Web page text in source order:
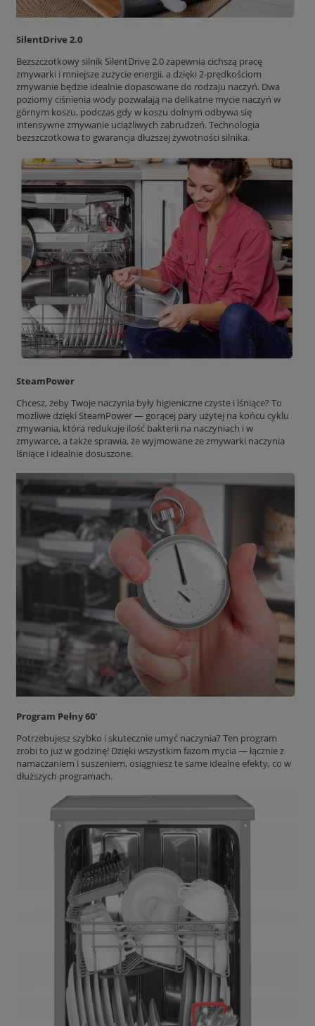
SilentDrive 2.0
Bezszczotkowy silnik SilentDrive 2.0 zapewnia cichszą pracę
zmywarki i mniejsze zużycie energii, a dzięki 2-prędkościom
zmywanie będzie idealnie dopasowane do rodzaju naczyń. Dwa
poziomy ciśnienia wody pozwalają na delikatne mycie naczyń w
górnym koszu, podczas gdy w koszu dolnym odbywa się
intensywne zmywanie uciążliwych zabrudzeń. Technologia
bezszczotkowa to gwarancja dłuższej żywotności silnika.
SteamPower
Chcesz, żeby Twoje naczynia były higieniczne czyste i lśniące? To
możliwe dzięki SteamPower — gorącej pary użytej na końcu cyklu
zmywania, która redukuje ilość bakterii na naczyniach i w
zmywarce, a także sprawia, że wyjmowane ze zmywarki naczynia
lśniące i idealnie dosuszone.
Program Pełny 60'
Potrzebujesz szybko i skutecznie umyć naczynia? Ten program
zrobi to już w godzinę! Dzięki wszystkim fazom mycia — łącznie z
namaczaniem i suszeniem, osiągniesz te same idealne efekty, co w
dłuższych programach.